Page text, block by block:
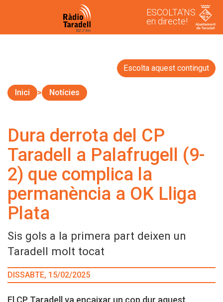
ESCOLTA'NS
en directe!
Escolta aquest contingut
Inici Notícies
Dura derrota del CP
Taradell a Palafrugell (9-
2) que complica la
permanència a OK Lliga
Plata
Sis gols a la primera part deixen un
Taradell molt tocat
DISSABTE, 15/02/2025
El CP Taradell va encaixar un cop dur aquest